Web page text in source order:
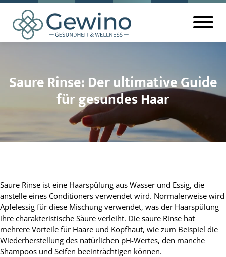
Saure Rinse: Der ultimative Guide
für gesundes Haar
Saure Rinse ist eine Haarspülung aus Wasser und Essig, die
anstelle eines Conditioners verwendet wird. Normalerweise wird
Apfelessig für diese Mischung verwendet, was der Haarspülung
ihre charakteristische Säure verleiht. Die saure Rinse hat
mehrere Vorteile für Haare und Kopfhaut, wie zum Beispiel die
Wiederherstellung des natürlichen pH-Wertes, den manche
Shampoos und Seifen beeinträchtigen können.